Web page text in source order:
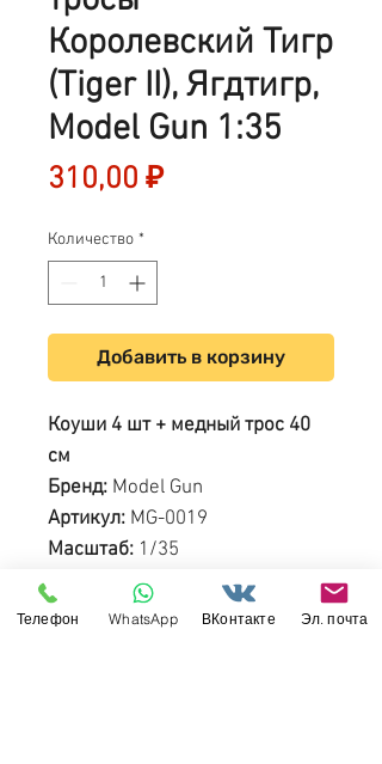
Королевский Тигр
(Tiger II), Ягдтигр,
Model Gun 1:35
310,00 ₽Цена
Количество *
Добавить в корзину
Коуши 4 шт + медный трос 40
см
Бренд: Model Gun
Артикул: MG-0019
Масштаб: 1/35
Название:Буксировочные
тросы немецкого танка
Телефон WhatsApp ВКонтакте Эл. почта